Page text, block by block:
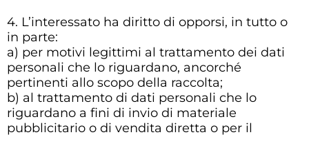
4. L’interessato ha diritto di opporsi, in tutto o
in parte:
a) per motivi legittimi al trattamento dei dati
personali che lo riguardano, ancorché
pertinenti allo scopo della raccolta;
b) al trattamento di dati personali che lo
riguardano a fini di invio di materiale
pubblicitario o di vendita diretta o per il